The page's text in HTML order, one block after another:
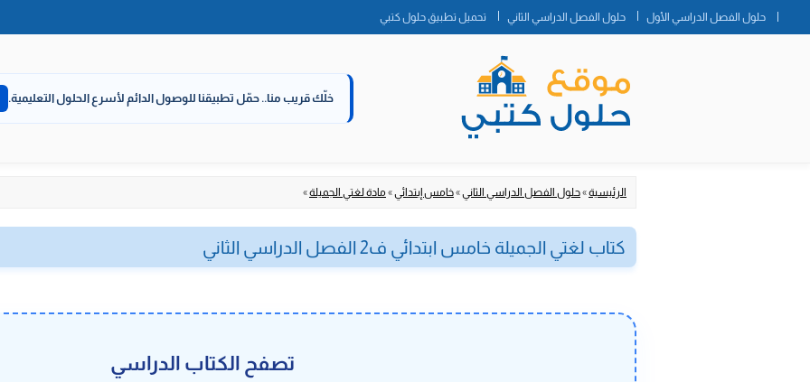
حلول الفصل الدراسي الأول حلول الفصل الدراسي الثاني تحميل تطبيق حلول كتبي
خلّك قريب منا.. حمّل تطبيقنا للوصول الدائم لأسرع الحلول التعليمية.
الرئيسية»حلول الفصل الدراسي الثاني»خامس إبتدائي» مادة لغتي الجميلة»
كتاب لغتي الجميلة خامس ابتدائي ف2 الفصل الدراسي الثاني
تصفح الكتاب الدراسي